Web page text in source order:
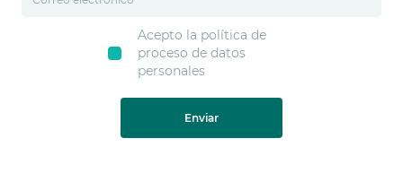
Acepto la política de
proceso de datos
personales
Enviar